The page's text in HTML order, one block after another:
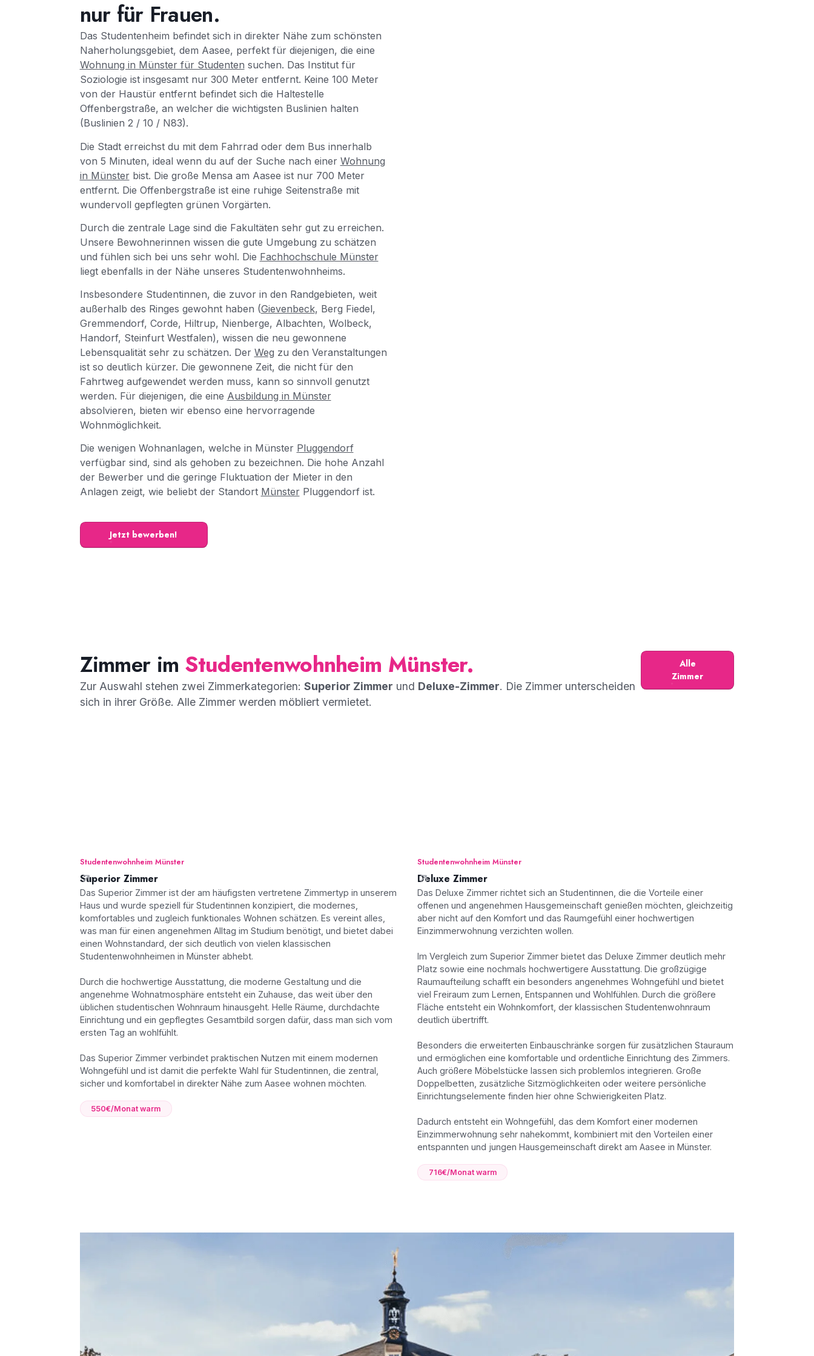
nur für Frauen.
Das Studentenheim befindet sich in direkter Nähe zum schönsten
Naherholungsgebiet, dem Aasee, perfekt für diejenigen, die eine
Wohnung in Münster für Studenten suchen. Das Institut für
Soziologie ist insgesamt nur 300 Meter entfernt. Keine 100 Meter
von der Haustür entfernt befindet sich die Haltestelle
Offenbergstraße, an welcher die wichtigsten Buslinien halten
(Buslinien 2 / 10 / N83).
Die Stadt erreichst du mit dem Fahrrad oder dem Bus innerhalb
von 5 Minuten, ideal wenn du auf der Suche nach einer Wohnung
in Münsterbist. Die große Mensa am Aasee ist nur 700 Meter
entfernt. Die Offenbergstraße ist eine ruhige Seitenstraße mit
wundervoll gepflegten grünen Vorgärten.
Durch die zentrale Lage sind die Fakultäten sehr gut zu erreichen.
Unsere Bewohnerinnen wissen die gute Umgebung zu schätzen
und fühlen sich bei uns sehr wohl. Die Fachhochschule Münster
liegt ebenfalls in der Nähe unseres Studentenwohnheims.
Insbesondere Studentinnen, die zuvor in den Randgebieten, weit
außerhalb des Ringes gewohnt haben (Gievenbeck, Berg Fiedel,
Gremmendorf, Corde, Hiltrup, Nienberge, Albachten, Wolbeck,
Handorf, Steinfurt Westfalen), wissen die neu gewonnene
Lebensqualität sehr zu schätzen. Der Weg zu den Veranstaltungen
ist so deutlich kürzer. Die gewonnene Zeit, die nicht für den
Fahrtweg aufgewendet werden muss, kann so sinnvoll genutzt
werden. Für diejenigen, die eine Ausbildung in Münster
absolvieren, bieten wir ebenso eine hervorragende
Wohnmöglichkeit.
Die wenigen Wohnanlagen, welche in Münster Pluggendorf
verfügbar sind, sind als gehoben zu bezeichnen. Die hohe Anzahl
der Bewerber und die geringe Fluktuation der Mieter in den
Anlagen zeigt, wie beliebt der Standort MünsterPluggendorf ist.
Jetzt bewerben!
Zimmer im Studentenwohnheim Münster.
Zur Auswahl stehen zwei Zimmerkategorien: Superior Zimmer und Deluxe-Zimmer. Die Zimmer unterscheiden
sich in ihrer Größe. Alle Zimmer werden möbliert vermietet.
Alle
Zimmer
Studentenwohnheim Münster
Superior Zimmer
Das Superior Zimmer ist der am häufigsten vertretene Zimmertyp in unserem
Haus und wurde speziell für Studentinnen konzipiert, die modernes,
komfortables und zugleich funktionales Wohnen schätzen. Es vereint alles,
was man für einen angenehmen Alltag im Studium benötigt, und bietet dabei
einen Wohnstandard, der sich deutlich von vielen klassischen
Studentenwohnheimen in Münster abhebt.
Durch die hochwertige Ausstattung, die moderne Gestaltung und die
angenehme Wohnatmosphäre entsteht ein Zuhause, das weit über den
üblichen studentischen Wohnraum hinausgeht. Helle Räume, durchdachte
Einrichtung und ein gepflegtes Gesamtbild sorgen dafür, dass man sich vom
ersten Tag an wohlfühlt.
Das Superior Zimmer verbindet praktischen Nutzen mit einem modernen
Wohngefühl und ist damit die perfekte Wahl für Studentinnen, die zentral,
sicher und komfortabel in direkter Nähe zum Aasee wohnen möchten.
550€/Monat warm
Studentenwohnheim Münster
Deluxe Zimmer
Das Deluxe Zimmer richtet sich an Studentinnen, die die Vorteile einer
offenen und angenehmen Hausgemeinschaft genießen möchten, gleichzeitig
aber nicht auf den Komfort und das Raumgefühl einer hochwertigen
Einzimmerwohnung verzichten wollen.
Im Vergleich zum Superior Zimmer bietet das Deluxe Zimmer deutlich mehr
Platz sowie eine nochmals hochwertigere Ausstattung. Die großzügige
Raumaufteilung schafft ein besonders angenehmes Wohngefühl und bietet
viel Freiraum zum Lernen, Entspannen und Wohlfühlen. Durch die größere
Fläche entsteht ein Wohnkomfort, der klassischen Studentenwohnraum
deutlich übertrifft.
Besonders die erweiterten Einbauschränke sorgen für zusätzlichen Stauraum
und ermöglichen eine komfortable und ordentliche Einrichtung des Zimmers.
Auch größere Möbelstücke lassen sich problemlos integrieren. Große
Doppelbetten, zusätzliche Sitzmöglichkeiten oder weitere persönliche
Einrichtungselemente finden hier ohne Schwierigkeiten Platz.
Dadurch entsteht ein Wohngefühl, das dem Komfort einer modernen
Einzimmerwohnung sehr nahekommt, kombiniert mit den Vorteilen einer
entspannten und jungen Hausgemeinschaft direkt am Aasee in Münster.
716€/Monat warm